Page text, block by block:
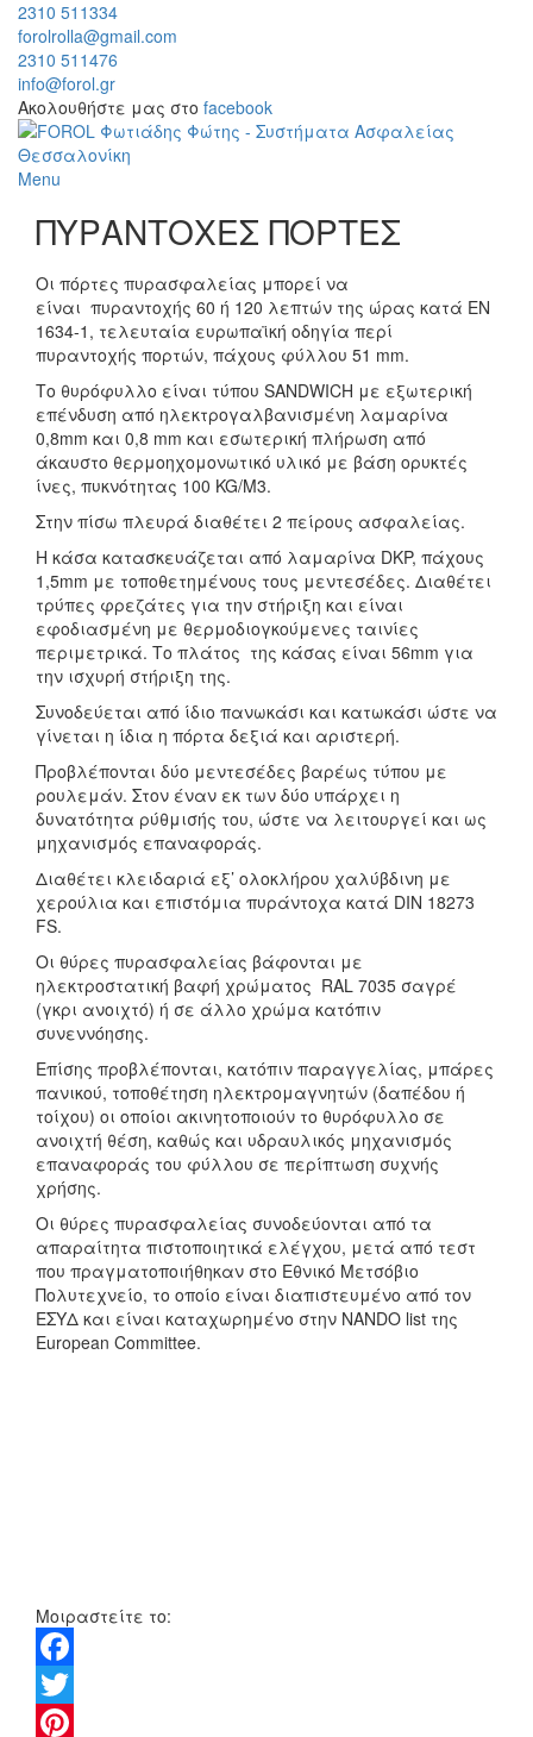
2310 511334
forolrolla@gmail.com
2310 511476
info@forol.gr
Ακολουθήστε μας στο facebook
Menu
ΠΥΡΑΝΤΟΧΕΣ ΠΟΡΤΕΣ
Οι πόρτες πυρασφαλείας μπορεί να
είναι πυραντοχής 60 ή 120 λεπτών της ώρας κατά EN
1634-1, τελευταία ευρωπαϊκή οδηγία περί
πυραντοχής πορτών, πάχους φύλλου 51 mm.
Το θυρόφυλλο είναι τύπου SANDWICH με εξωτερική
επένδυση από ηλεκτρογαλβανισμένη λαμαρίνα
0,8mm και 0,8 mm και εσωτερική πλήρωση από
άκαυστο θερμoηχομονωτικό υλικό με βάση ορυκτές
ίνες, πυκνότητας 100 KG/M3.
Στην πίσω πλευρά διαθέτει 2 πείρους ασφαλείας.
Η κάσα κατασκευάζεται από λαμαρίνα DKP, πάχους
1,5mm με τοποθετημένους τους μεντεσέδες. Διαθέτει
τρύπες φρεζάτες για την στήριξη και είναι
εφοδιασμένη με θερμοδιογκούμενες ταινίες
περιμετρικά. Το πλάτος της κάσας είναι 56mm για
την ισχυρή στήριξη της.
Συνοδεύεται από ίδιο πανωκάσι και κατωκάσι ώστε να
γίνεται η ίδια η πόρτα δεξιά και αριστερή.
Προβλέπονται δύο μεντεσέδες βαρέως τύπου με
ρουλεμάν. Στον έναν εκ των δύο υπάρχει η
δυνατότητα ρύθμισής του, ώστε να λειτουργεί και ως
μηχανισμός επαναφοράς.
Διαθέτει κλειδαριά εξ’ ολοκλήρου χαλύβδινη με
χερούλια και επιστόμια πυράντοχα κατά DIN 18273
FS.
Οι θύρες πυρασφαλείας βάφονται με
ηλεκτροστατική βαφή χρώματος RAL 7035 σαγρέ
(γκρι ανοιχτό) ή σε άλλο χρώμα κατόπιν
συνεννόησης.
Επίσης προβλέπονται, κατόπιν παραγγελίας, μπάρες
πανικού, τοποθέτηση ηλεκτρομαγνητών (δαπέδου ή
τοίχου) οι οποίοι ακινητοποιούν το θυρόφυλλο σε
ανοιχτή θέση, καθώς και υδραυλικός μηχανισμός
επαναφοράς του φύλλου σε περίπτωση συχνής
χρήσης.
Οι θύρες πυρασφαλείας συνοδεύονται από τα
απαραίτητα πιστοποιητικά ελέγχου, μετά από τεστ
που πραγματοποιήθηκαν στο Εθνικό Μετσόβιο
Πολυτεχνείο, το οποίο είναι διαπιστευμένο από τον
ΕΣΥΔ και είναι καταχωρημένο στην NANDO list της
European Committee.
Μοιραστείτε το:
Facebook
Twitter